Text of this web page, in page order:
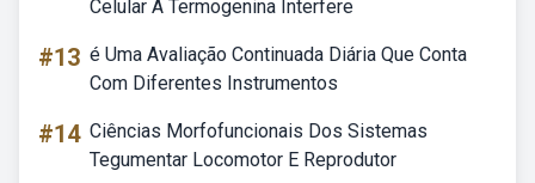
Celular A Termogenina Interfere
#13 é Uma Avaliação Continuada Diária Que Conta
Com Diferentes Instrumentos
#14 Ciências Morfofuncionais Dos Sistemas
Tegumentar Locomotor E Reprodutor